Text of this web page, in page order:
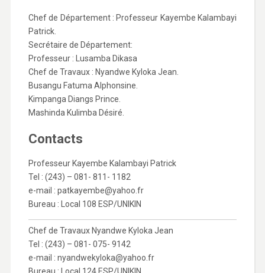
Chef de Département : Professeur Kayembe Kalambayi
Patrick.
Secrétaire de Département:
Professeur : Lusamba Dikasa
Chef de Travaux : Nyandwe Kyloka Jean.
Busangu Fatuma Alphonsine.
Kimpanga Diangs Prince.
Mashinda Kulimba Désiré.
Contacts
Professeur Kayembe Kalambayi Patrick
Tel : (243) – 081- 811- 1182
e-mail : patkayembe@yahoo.fr
Bureau : Local 108 ESP/UNIKIN
Chef de Travaux Nyandwe Kyloka Jean
Tel : (243) – 081- 075- 9142
e-mail : nyandwekyloka@yahoo.fr